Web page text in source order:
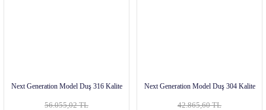
Next Generation Model Duş 316 Kalite
56.055,02 TL
Next Generation Model Duş 304 Kalite
42.865,60 TL